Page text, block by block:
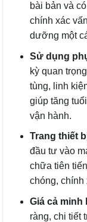
bài bản và
chính xác
dưỡng một
Sử dụng
kỳ quan
tùng, linh
giúp tăng
vận hành.
Trang thiết
đầu tư vào
chữa tiên
chóng, chính
Giá cả minh
ràng, chi tiết